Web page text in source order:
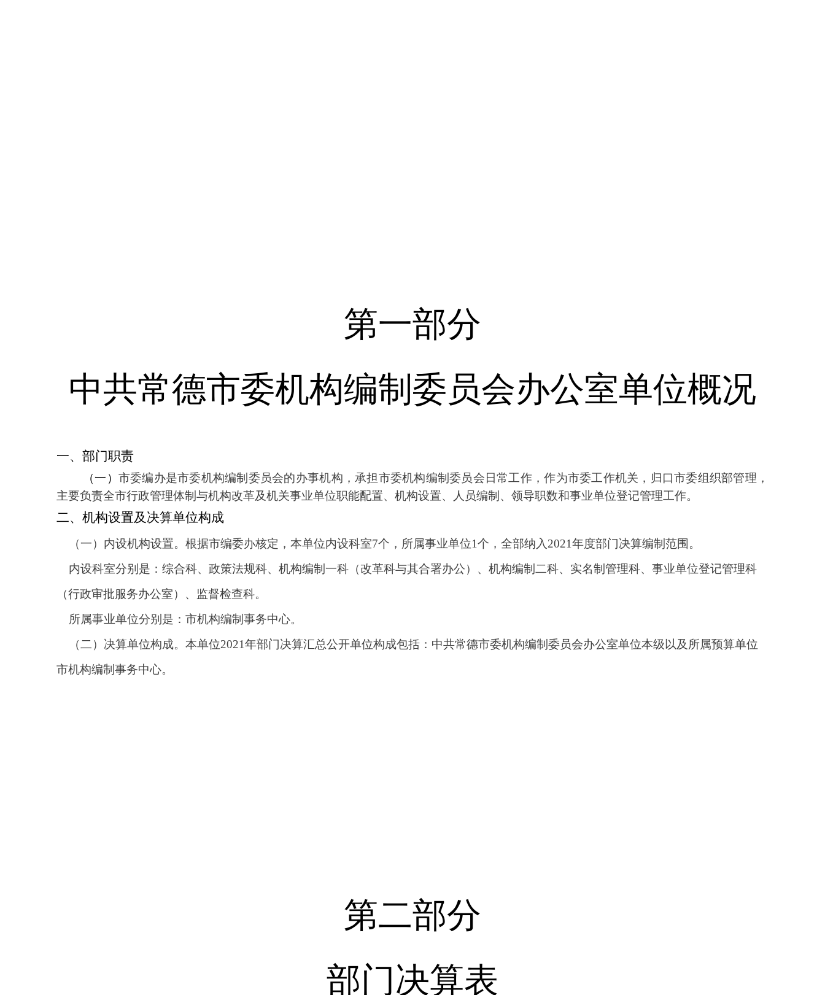
第一部分
中共常德市委机构编制委员会办公室单位概况
一、部门职责
（一） 市委编办是市委机构编制委员会的办事机构，承担市委机构编制委员会日常工作，作为市委工作机关，归口市委组织部管理，
主要负责全市行政管理体制与机构改革及机关事业单位职能配置、机构设置、人员编制、领导职数和事业单位登记管理工作。
二、机构设置及决算单位构成
（一）内设机构设置。根据市编委办核定，本单位内设科室7个，所属事业单位1个，全部纳入2021年度部门决算编制范围。
内设科室分别是： 综合科、政策法规科、机构编制一科（改革科与其合署办公）、机构编制二科、实名制管理科、事业单位登记管理科
（行政审批服务办公室）、监督检查科。
所属事业单位分别是： 市机构编制事务中心。
（二）决算单位构成。本单位2021年部门决算汇总公开单位构成包括：中共常德市委机构编制委员会办公室单位本级以及所属预算单位
市机构编制事务中心。
第二部分
部门决算表